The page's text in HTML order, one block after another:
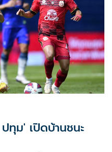
ทุม' เปิดบ้านชนะ